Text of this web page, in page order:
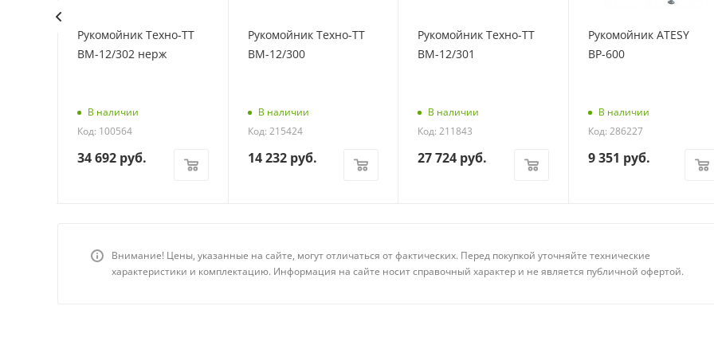
Рукомойник Техно-ТТ
ВМ-12/302 нерж
В наличии
Код: 100564
34 692руб.
Рукомойник Техно-ТТ
ВМ-12/300
В наличии
Код: 215424
14 232руб.
Рукомойник Техно-ТТ
ВМ-12/301
В наличии
Код: 211843
27 724 руб.
Рукомойник ATESY
ВР-600
В наличии
Код: 286227
9 351 руб.
Внимание! Цены, указанные на сайте, могут отличаться от фактических. Перед покупкой уточняйте технические
характеристики и комплектацию. Информация на сайте носит справочный характер и не является публичной офертой.